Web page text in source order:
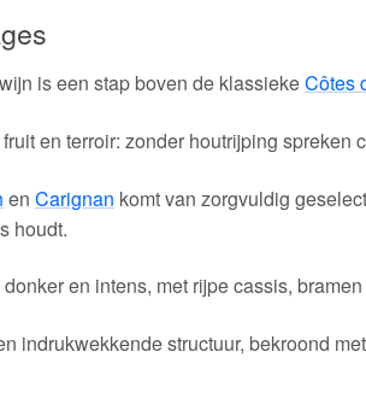
wijn is een stap boven de klassiekeCôtes
fruit en terroir: zonder houtrijping
en Carignan komt van zorgvuldig
houdt.
en intens, met rijpe cassis,
indrukwekkende structuur, bekroond